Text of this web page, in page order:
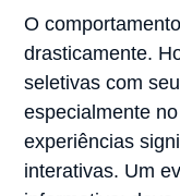
O
drasticamente.
seletivas com
especialmente
experiências
interativas. Um